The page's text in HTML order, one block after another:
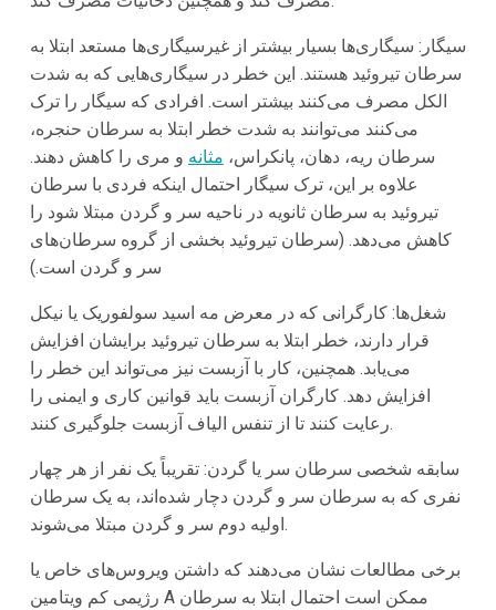
سیگار: سیگاری‌ها بسیار بیشتر از غیرسیگاری‌ها مستعد ابتلا به
سرطان تیروئید هستند. این خطر در سیگاری‌هایی که به شدت
الکل مصرف می‌کنند بیشتر است. افرادی که سیگار را ترک
می‌کنند می‌توانند به شدت خطر ابتلا به سرطان حنجره،
سرطان ریه، دهان، پانکراس، مثانه و مری را کاهش دهند.
علاوه بر این، ترک سیگار احتمال اینکه فردی با سرطان
تیروئید به سرطان ثانویه در ناحیه سر و گردن مبتلا شود را
کاهش می‌دهد. (سرطان تیروئید بخشی از گروه سرطان‌های
سر و گردن است.)
شغل‌ها: کارگرانی که در معرض مه اسید سولفوریک یا نیکل
قرار دارند، خطر ابتلا به سرطان تیروئید برایشان افزایش
می‌یابد. همچنین، کار با آزبست نیز می‌تواند این خطر را
افزایش دهد. کارگران آزبست باید قوانین کاری و ایمنی را
رعایت کنند تا از تنفس الیاف آزبست جلوگیری کنند.
سابقه شخصی سرطان سر یا گردن: تقریباً یک نفر از هر چهار
نفری که به سرطان سر و گردن دچار شده‌اند، به یک سرطان
اولیه دوم سر و گردن مبتلا می‌شوند.
برخی مطالعات نشان می‌دهند که داشتن ویروس‌های خاص یا
رژیمی کم ویتامین A ممکن است احتمال ابتلا به سرطان